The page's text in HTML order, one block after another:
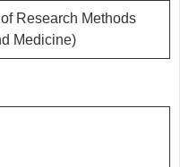
Research Methods
Medicine)